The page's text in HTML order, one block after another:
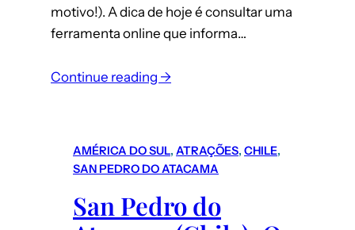
motivo!). A dica de hoje é consultar uma
ferramenta online que informa…
Continue reading →:
Lotação
dos
da
Disney
AMÉRICA DO SUL, ATRAÇÕES, CHILE
SAN PEDRO DO ATACAMA
San Pedro do